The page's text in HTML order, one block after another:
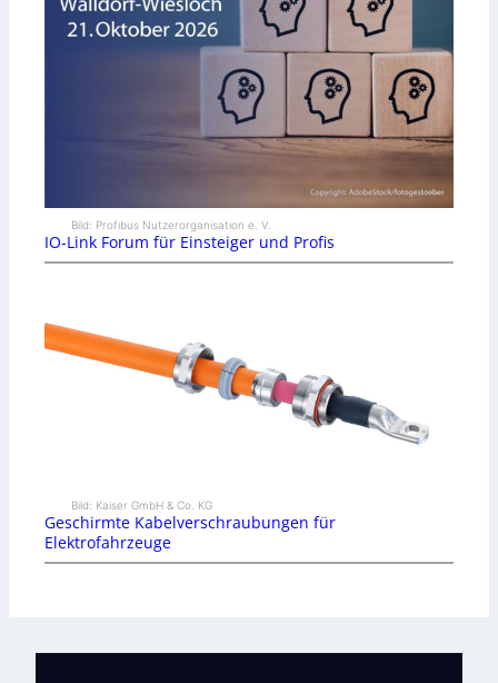
Bild: Profibus Nutzerorganisation e. V.
IO-Link Forum für Einsteiger und Profis
Bild: Kaiser GmbH & Co. KG
Geschirmte Kabelverschraubungen für
Elektrofahrzeuge